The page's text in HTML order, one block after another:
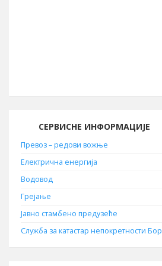
СЕРВИСНЕ ИНФОРМАЦИЈЕ
Превоз – редови вожње
Електрична енергија
Водовод
Грејање
Јавно стамбено предузеће
Служба за катастар непокретности Бор